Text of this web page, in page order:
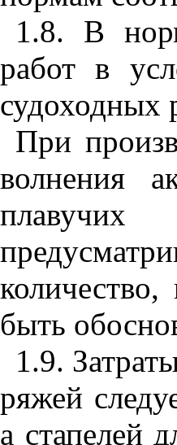
1.8. В
работ в
судоходных
При
волнения
плавучих
быть
1.9.
ряжей
а стапелей